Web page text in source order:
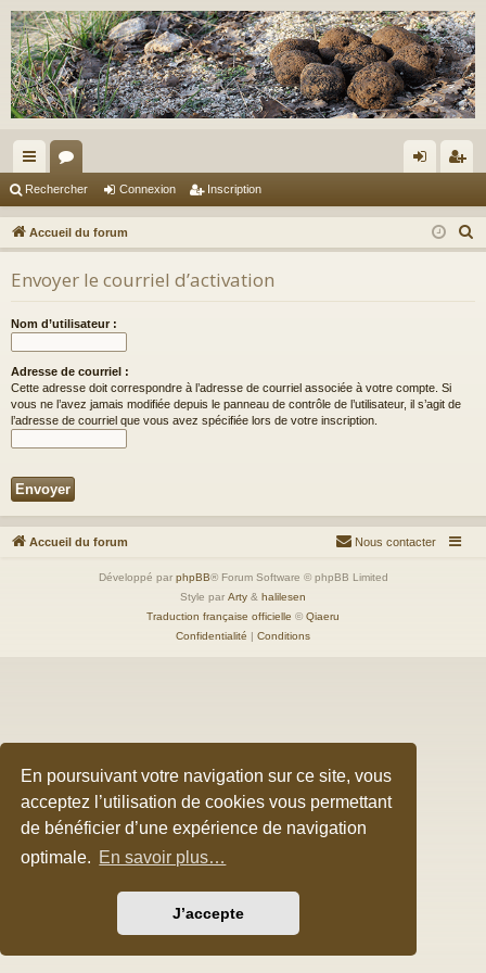
En poursuivant votre navigation sur ce site, vous
acceptez l’utilisation de cookies vous permettant
de bénéficier d’une expérience de navigation
optimale. En savoir plus…
J’accepte
ac
co
ur
ci
s
or
u
m
s
ne
xi
cri
pti
Rechercher Connexion Inscription
Accueil du forum
e
Envoyer le courriel d’activation
Nom d’utilisateur :
Adresse de courriel :
Cette adresse doit correspondre à l’adresse de courriel associée à votre compte. Si
vous ne l’avez jamais modifiée depuis le panneau de contrôle de l’utilisateur, il s’agit de
l’adresse de courriel que vous avez spécifiée lors de votre inscription.
Accueil du forum Nous contacter
Développé par phpBB® Forum Software © phpBB Limited
Style par Arty & halilesen
Traduction française officielle © Qiaeru
Confidentialité | Conditions